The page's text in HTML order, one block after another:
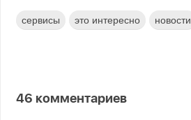
сервисы это интересно новости
46 комментариев